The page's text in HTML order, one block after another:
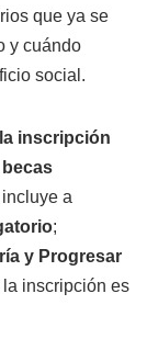
que ya se
y cuándo
social.
inscripción
becas
a
;
y Progresar
inscripción es